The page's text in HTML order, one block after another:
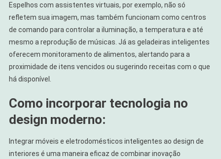
Espelhos com assistentes virtuais, por exemplo, não só
refletem sua imagem, mas também funcionam como centros
de comando para controlar a iluminação, a temperatura e até
mesmo a reprodução de músicas. Já as geladeiras inteligentes
oferecem monitoramento de alimentos, alertando para a
proximidade de itens vencidos ou sugerindo receitas com o que
há disponível.
Como incorporar tecnologia no
design moderno:
Integrar móveis e eletrodomésticos inteligentes ao design de
interiores é uma maneira eficaz de combinar inovação